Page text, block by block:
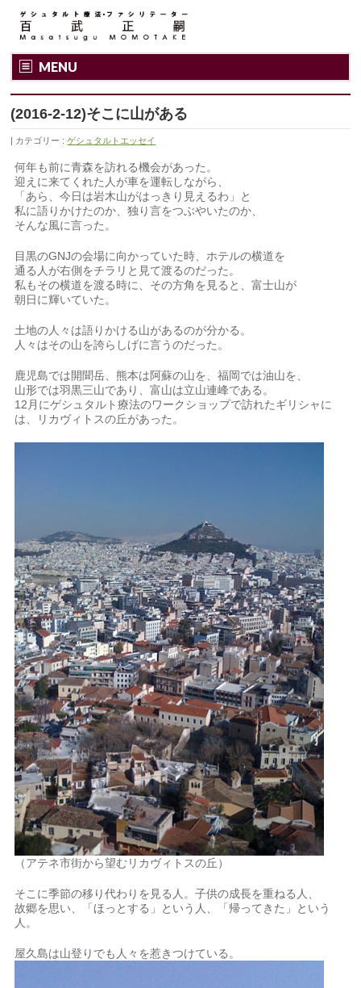
MENU
(2016-2-12)そこに山がある
カテゴリー :ゲシュタルトエッセイ
何年も前に青森を訪れる機会があった。
迎えに来てくれた人が車を運転しながら、
「あら、今日は岩木山がはっきり見えるわ」と
私に語りかけたのか、独り言をつぶやいたのか、
そんな風に言った。
目黒のGNJの会場に向かっていた時、ホテルの横道を
通る人が右側をチラリと見て渡るのだった。
私もその横道を渡る時に、その方角を見ると、富士山が
朝日に輝いていた。
土地の人々は語りかける山があるのが分かる。
人々はその山を誇らしげに言うのだった。
鹿児島では開聞岳、熊本は阿蘇の山を、福岡では油山を、
山形では羽黒三山であり、富山は立山連峰である。
12月にゲシュタルト療法のワークショップで訪れたギリシャに
は、リカヴィトスの丘があった。
（アテネ市街から望むリカヴィトスの丘）
そこに季節の移り代わりを見る人。子供の成長を重ねる人、
故郷を思い、「ほっとする」という人、「帰ってきた」という
人。
屋久島は山登りでも人々を惹きつけている。